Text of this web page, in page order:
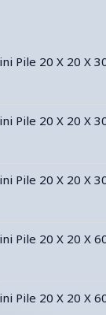
Pile 20 X 20 X
Pile 20 X 20 X
Pile 20 X 20 X
Pile 20 X 20 X
Pile 20 X 20 X